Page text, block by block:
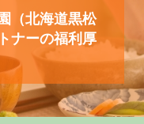
（北海道黒松
ナーの福利厚